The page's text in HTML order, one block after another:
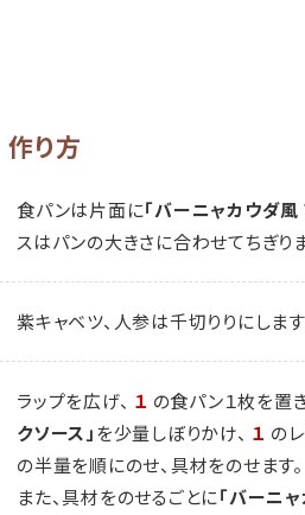
作り方
食パンは片面に「バーニャカウダ風
スはパンの大きさに合わせてちぎりま
紫キャベツ、人参は千切りりにします
ラップを広げ、 １ の食パン１枚を置き
クソース」を少量しぼりかけ、 １ の
の半量を順にのせ、具材をのせます。
また、具材をのせるごとに「バーニ